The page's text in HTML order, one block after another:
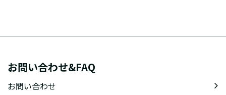
お問い合わせ&FAQ
お問い合わせ